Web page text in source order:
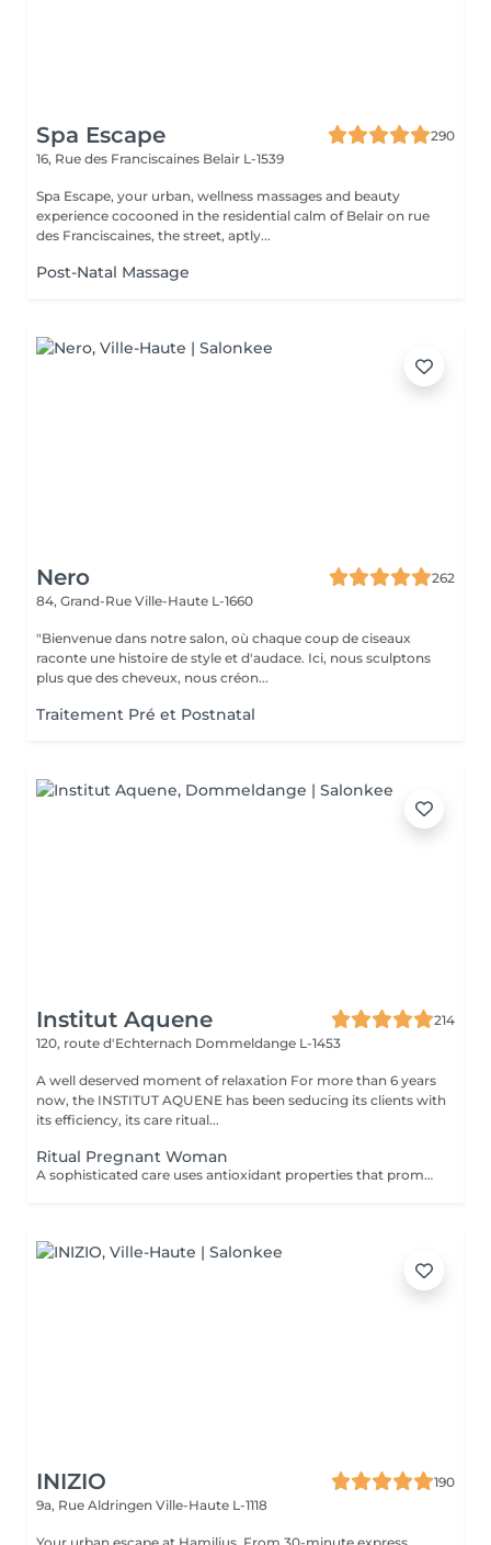
Spa Escape
290
16, Rue des Franciscaines Belair L-1539
Spa Escape, your urban, wellness massages and beauty
experience cocooned in the residential calm of Belair on rue
des Franciscaines, the street, aptly...
Post-Natal Massage
Nero
262
84, Grand-Rue Ville-Haute L-1660
"Bienvenue dans notre salon, où chaque coup de ciseaux
raconte une histoire de style et d'audace. Ici, nous sculptons
plus que des cheveux, nous créon...
Traitement Pré et Postnatal
Institut Aquene
214
120, route d'Echternach Dommeldange L-1453
A well deserved moment of relaxation For more than 6 years
now, the INSTITUT AQUENE has been seducing its clients with
its efficiency, its care ritual...
Ritual Pregnant Woman
A sophisticated care uses antioxidant properties that promote lymphatic draining, reinforcing the circulation and providing a sensation of pleasure and wellbeing. A moment of total relaxation between mother and baby, leaving your skin incredibly soft and comfortable. scrub + body wrap anti stretchmark + specific massage
INIZIO
190
9a, Rue Aldringen Ville-Haute L-1118